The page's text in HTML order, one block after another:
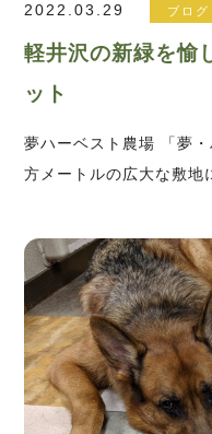
2022.03.29 ブログ
軽井沢の新緑を愉
ット
夢ハーベスト農場 「夢
方メートルの広大な敷